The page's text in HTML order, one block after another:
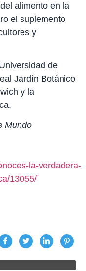
alimento en la
el suplemento
y
de
Jardín Botánico
y la
Mundo
la-verdadera-
13055/